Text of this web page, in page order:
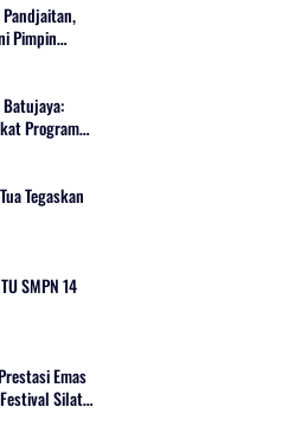
Pandjaitan,
Pimpin
Batujaya:
Program
Tegaskan
SMPN 14
Emas
Silat